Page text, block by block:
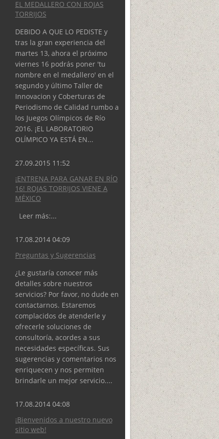
EL MEDALLERO CON ROJAS
TORRIJOS
DEBIDO A QUE LO PEDISTE y
tras la gran experiencia del
martes 13, ahora el próximo
viernes 16 podrás poner 'tu
nombre en el medallero' en el
segundo y último Taller de
Innovacion y Coberturas de
Periodismo de Calidad rumbo a
los Juegos Olímpicos de Río
2016. ¡EL LABORATORIO
OLÍMPICO YA ESTÁ EN...
27.09.2015 11:52
¡ENTRENA PARA GANAR EN RÍO
16! ROJAS TORRIJOS VIENE A
MÉXICO
Leer más:...
17.08.2014 04:09
Preguntas y Sugerencias
¿Le gustaría conocer más
detalles sobre nuestros
servicios? Por favor, no dude en
contactarnos. Estaremos
complacidos de atenderle y
ofrecerle soluciones de
consultoría, acordes a sus
necesidades específicas. Sus
sugerencias y comentarios nos
enriquecen y nos permiten
brindarle un mejor servicio....
17.08.2014 04:08
¡Bienvenidos a nuestro nuevo
sitio web!